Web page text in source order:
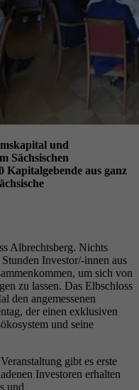
und
Sächsischen
Kapitalgebende aus ganz
Albrechtsberg. Nichts
Investor/-innen aus
um sich von
zu lassen. Das Elbschloss
den angemessenen
der einen exklusiven
und seine
gibt es erste
Investoren erhalten
und